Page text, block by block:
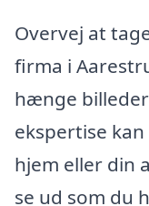
Overvej at
firma i
hænge
ekspertise
hjem eller din
se ud som du